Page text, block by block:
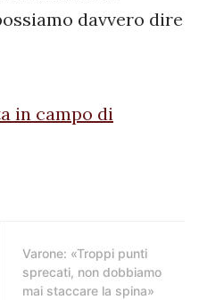
davvero dire
in campo di
Varone: «Troppi punti
sprecati, non dobbiamo
mai staccare la spina»